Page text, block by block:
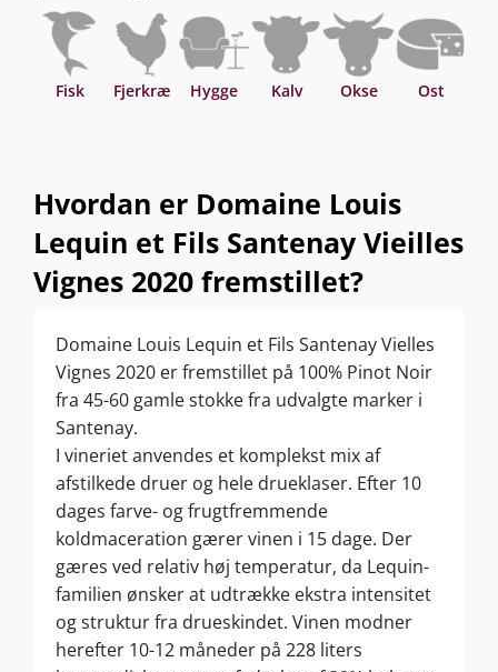
Fisk Fjerkræ Hygge Kalv Okse Ost
Hvordan er Domaine Louis
Lequin et Fils Santenay Vieilles
Vignes 2020 fremstillet?
Domaine Louis Lequin et Fils Santenay Vielles
Vignes 2020 er fremstillet på 100% Pinot Noir
fra 45-60 gamle stokke fra udvalgte marker i
Santenay.
I vineriet anvendes et komplekst mix af
afstilkede druer og hele drueklaser. Efter 10
dages farve- og frugtfremmende
koldmaceration gærer vinen i 15 dage. Der
gæres ved relativ høj temperatur, da Lequin-
familien ønsker at udtrække ekstra intensitet
og struktur fra drueskindet. Vinen modner
herefter 10-12 måneder på 228 liters